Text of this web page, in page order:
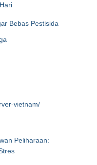
Bebas Pestisida
vietnam/
Peliharaan: